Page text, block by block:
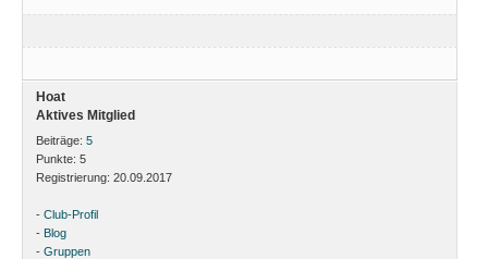
Hoat
Aktives Mitglied
Beiträge: 5
Punkte: 5
Registrierung: 20.09.2017
- Club-Profil
- Blog
- Gruppen